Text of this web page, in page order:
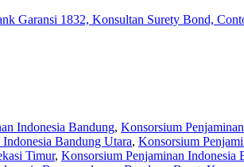
Indonesia Bandung, Konsorsium
Bandung Utara, Konsorsium
Timur, Konsorsium Penjaminan Indonesia